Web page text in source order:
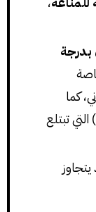
بدرجة
كما
ينتشر داخل البلاعم (Macrophages) التي تبتلع